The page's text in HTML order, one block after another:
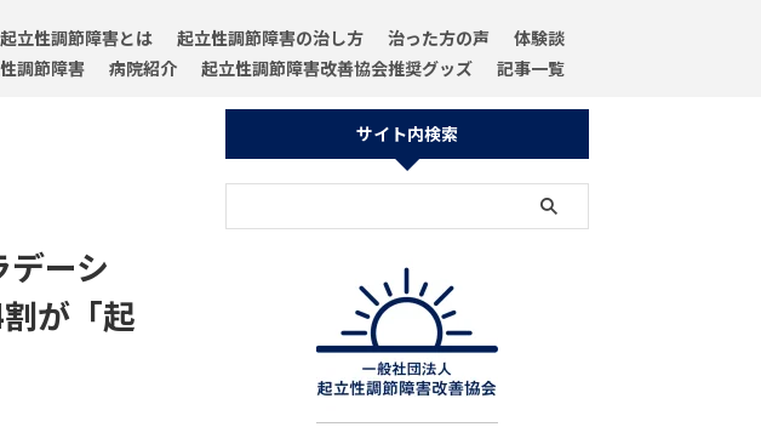
起立性調節障害とは 起立性調節障害の治し方 治った方の声
体験談
調節障害
病院紹介 起立性調節障害改善協会推奨グッズ 記事一覧
デーシ
が「起
サイト内検索